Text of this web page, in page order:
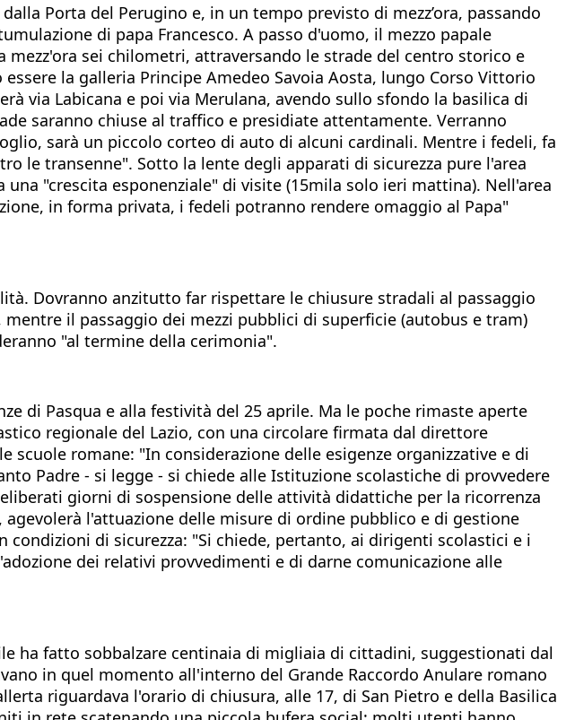
Porta del Perugino e, in un tempo previsto di mezz’ora, passando
di papa Francesco. A passo d'uomo, il mezzo papale
sei chilometri, attraversando le strade del centro storico e
la galleria Principe Amedeo Savoia Aosta, lungo Corso Vittorio
via Labicana e poi via Merulana, avendo sullo sfondo la basilica di
saranno chiuse al traffico e presidiate attentamente. Verranno
sarà un piccolo corteo di auto di alcuni cardinali. Mentre i fedeli, fa
le transenne". Sotto la lente degli apparati di sicurezza pure l'area
"crescita esponenziale" di visite (15mila solo ieri mattina). Nell'area
in forma privata, i fedeli potranno rendere omaggio al Papa"
Dovranno anzitutto far rispettare le chiusure stradali al passaggio
il passaggio dei mezzi pubblici di superficie (autobus e tram)
"al termine della cerimonia".
di Pasqua e alla festività del 25 aprile. Ma le poche rimaste aperte
regionale del Lazio, con una circolare firmata dal direttore
romane: "In considerazione delle esigenze organizzative e di
Padre - si legge - si chiede alle Istituzione scolastiche di provvedere
giorni di sospensione delle attività didattiche per la ricorrenza
l'attuazione delle misure di ordine pubblico e di gestione
di sicurezza: "Si chiede, pertanto, ai dirigenti scolastici e i
dei relativi provvedimenti e di darne comunicazione alle
ha fatto sobbalzare centinaia di migliaia di cittadini, suggestionati dal
in quel momento all'interno del Grande Raccordo Anulare romano
riguardava l'orario di chiusura, alle 17, di San Pietro e della Basilica